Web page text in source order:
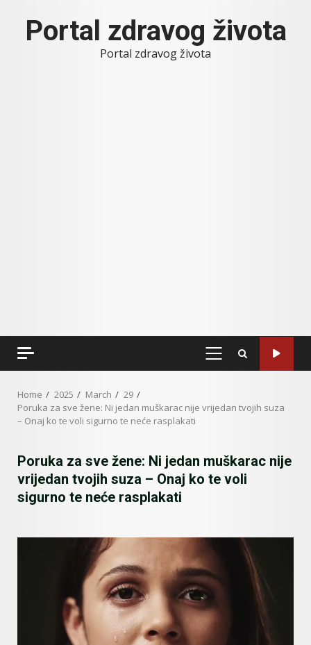
contentPortal zdravog života
Portal zdravog života
PRIMARY
Home 2025 March
29
Poruka za sve žene: Ni jedan muškarac nije vrijedan tvojih suza
– Onaj ko te voli sigurno te neće rasplakati
Poruka za sve žene: Ni jedan muškarac nije
vrijedan tvojih suza – Onaj ko te voli
sigurno te neće rasplakati